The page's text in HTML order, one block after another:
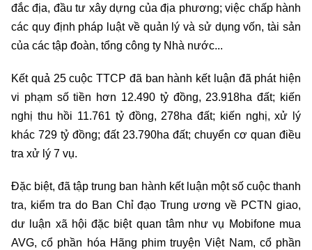
đắc địa, đầu tư xây dựng của địa phương; việc chấp hành
các quy định pháp luật về quản lý và sử dụng vốn, tài sản
của các tập đoàn, tổng công ty Nhà nước...
Kết quả 25 cuộc TTCP đã ban hành kết luận đã phát hiện
vi phạm số tiền hơn 12.490 tỷ đồng, 23.918ha đất; kiến
nghị thu hồi 11.761 tỷ đồng, 278ha đất; kiến nghị, xử lý
khác 729 tỷ đồng; đất 23.790ha đất; chuyển cơ quan điều
tra xử lý 7 vụ.
Đặc biệt, đã tập trung ban hành kết luận một số cuộc thanh
tra, kiểm tra do Ban Chỉ đạo Trung ương về PCTN giao,
dư luận xã hội đặc biệt quan tâm như vụ Mobifone mua
AVG, cổ phần hóa Hãng phim truyện Việt Nam, cổ phần